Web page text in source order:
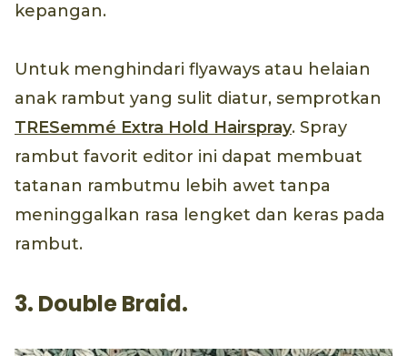
kepangan.
Untuk menghindari flyaways atau helaian
anak rambut yang sulit diatur, semprotkan
TRESemmé Extra Hold Hairspray. Spray
rambut favorit editor ini dapat membuat
tatanan rambutmu lebih awet tanpa
meninggalkan rasa lengket dan keras pada
rambut.
3. Double Braid.